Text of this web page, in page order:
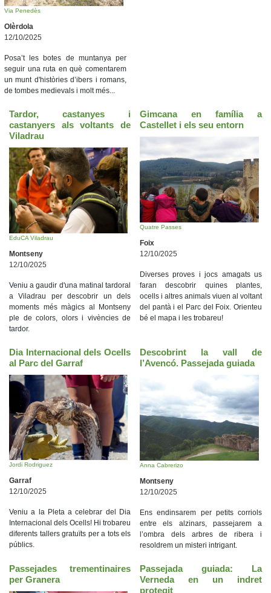
Via Penedès
Olèrdola
12/10/2025
Posa’t les botes de muntanya per
seguir una ruta en què comentarem
un munt d'històries d’ibers i romans,
de tombes medievals i molt més...
Tardor, castanyes i
castanyers als voltants de
Viladrau
EduCA Viladrau
Montseny
12/10/2025
Veniu a gaudir d'una matinal tardoral
a Viladrau per descobrir un dels
moments més màgics al Montseny
ple de colors, olors i vivències de
tardor.
Gimcana en família a
Castellet i els seu entorn
Quatre Passes
Foix
12/10/2025
Diverses proves i jocs amagats us
faran descobrir quines plantes,
ocells i altres animals viuen al voltant
del pantà i el Parc del Foix. Orienteu
bé el mapa i les trobareu!
Dia Internacional dels Ocells
al Parc del Garraf
Jordi Rodriguez
Garraf
12/10/2025
Veniu a la Pleta a celebrar del Dia
Internacional dels Ocells! Hi trobareu
diferents tallers gratuïts per a tots els
públics.
Descobrint la vall de
l’Avencó. Passejada guiada
Anna Cabrerizo
Montseny
12/10/2025
Ens endinsarem per petits corriols
entre els alzinars, passejarem a
l’ombra dels arbres de ribera i
resoldrem un misteri intrigant.
Passejades trementinaires
per Granera
Passejada guiada: La
Verneda en un indret
protegit